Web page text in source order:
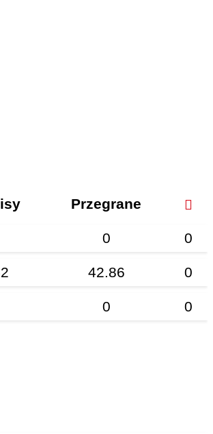
Przegrane
0 0
42.86 0
0 0